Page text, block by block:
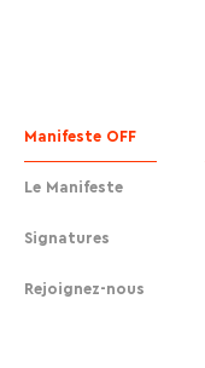
Manifeste OFF
Le Manifeste
Signatures
Rejoignez-nous